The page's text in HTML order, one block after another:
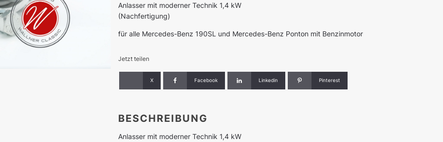
Menge
Anlasser mit moderner Technik 1,4 kW
(Nachfertigung)
für alle Mercedes-Benz 190SL und Mercedes-Benz Ponton mit Benzinmotor
Jetzt teilen
X Facebook Linkedin Pinterest
BESCHREIBUNG
Anlasser mit moderner Technik 1,4 kW